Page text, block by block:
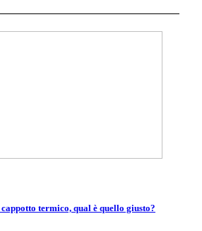
termico, qual è quello giusto?